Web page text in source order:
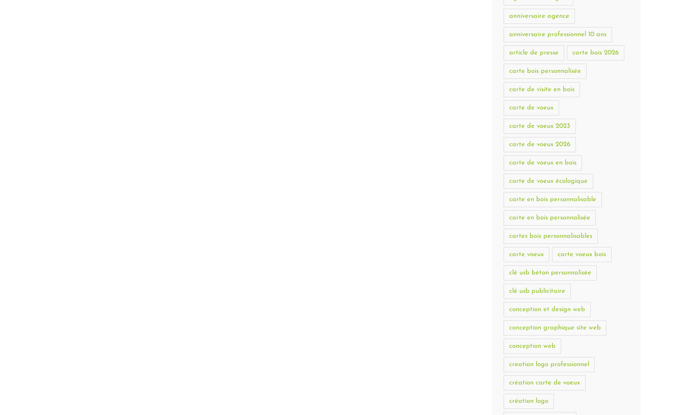
anniversaire agence
anniversaire professionnel 10 ans
article de presse carte bois 2026
carte bois personnalisée
carte de visite en bois
carte de voeux
carte de voeux 2023
carte de voeux 2026
carte de voeux en bois
carte de voeux écologique
carte en bois personnalisable
carte en bois personnalisée
cartes bois personnalisables
carte voeux carte voeux bois
clé usb béton personnalisée
clé usb publicitaire
conception et design web
conception graphique site web
conception web
creation logo professionnel
création carte de voeux
création logo